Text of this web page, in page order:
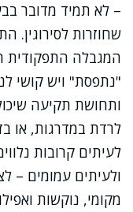
– לא תמיד מדובר
שחוזרות לסירוגין.
המגבלה התפקודית
"נתפסת" ויש קושי
ותחושת תקיעה
לרדת במדרגות, או
לעיתים קרובות
ולעיתים עמומים –
מקומי, נוקשות